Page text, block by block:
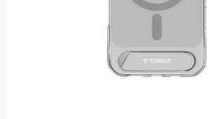
12 důvodů proč Gigamat Možnosti dopravy